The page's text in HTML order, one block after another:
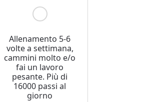
Allenamento 5-6
volte a settimana,
cammini molto e/o
fai un lavoro
pesante. Più di
16000 passi al
giorno